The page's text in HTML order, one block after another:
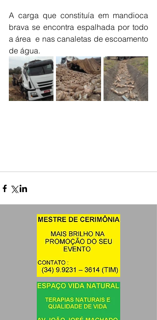
A carga que constituía em mandioca
brava se encontra espalhada por todo
a área  e nas canaletas de escoamento
de água.